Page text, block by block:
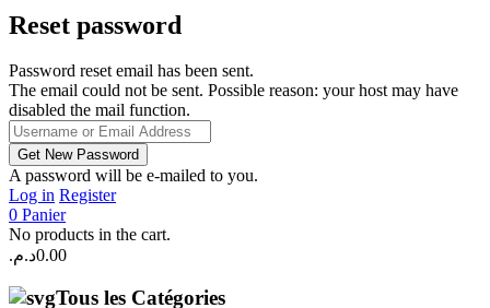
Reset password
Password reset email has been sent.
The email could not be sent. Possible reason: your host may have
disabled the mail function.
A password will be e-mailed to you.
Log in Register
0 Panier
No products in the cart.
0.00د.م.
Tous les Catégories